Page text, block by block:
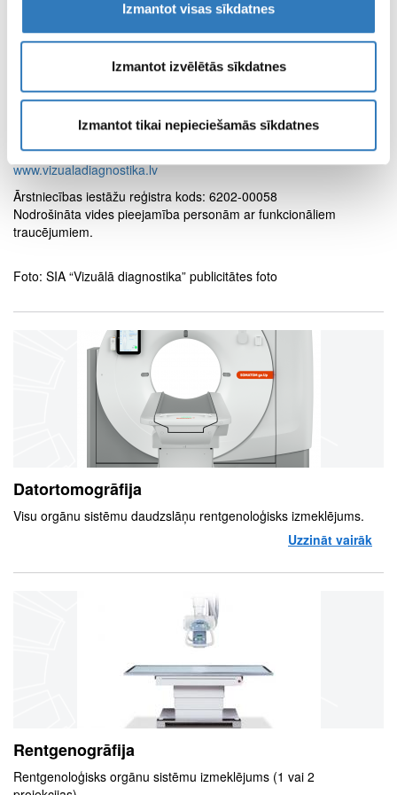
Izmantot visas sīkdatnes
Izmantot izvēlētās sīkdatnes
Izmantot tikai nepieciešamās sīkdatnes
Tālr.: +37163374025, +37129100074
“Magnētiskās rezonanses kabinets”(magnētiskā rezonanse)
Aizputes iela 22 ( SIA “Kuldīgas slimnīca” telpās)
Tālr.: +37163374025, +37129100074
kuldiga@vc4.lv
www.vizualadiagnostika.lv
Ārstniecības iestāžu reģistra kods: 6202-00058
Nodrošināta vides pieejamība personām ar funkcionāliem
traucējumiem.
Foto: SIA “Vizuālā diagnostika” publicitātes foto
Datortomogrāfija
Visu orgānu sistēmu daudzslāņu rentgenoloģisks izmeklējums.
Uzzināt vairāk
Rentgenogrāfija
Rentgenoloģisks orgānu sistēmu izmeklējums (1 vai 2